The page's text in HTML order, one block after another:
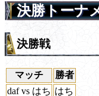
決勝トーナ
決勝戦
マッチ
勝者
daf vs はち はち